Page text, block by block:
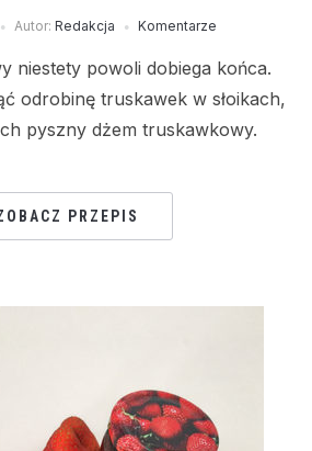
Autor: Redakcja Komentarze
niestety powoli dobiega końca.
odrobinę truskawek w słoikach,
pyszny dżem truskawkowy.
PRZEPIS